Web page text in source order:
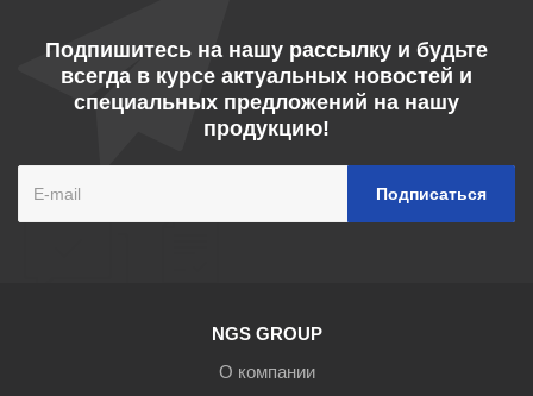
Подпишитесь на нашу рассылку и будьте
всегда в курсе актуальных новостей и
специальных предложений на нашу
продукцию!
NGS GROUP
О компании